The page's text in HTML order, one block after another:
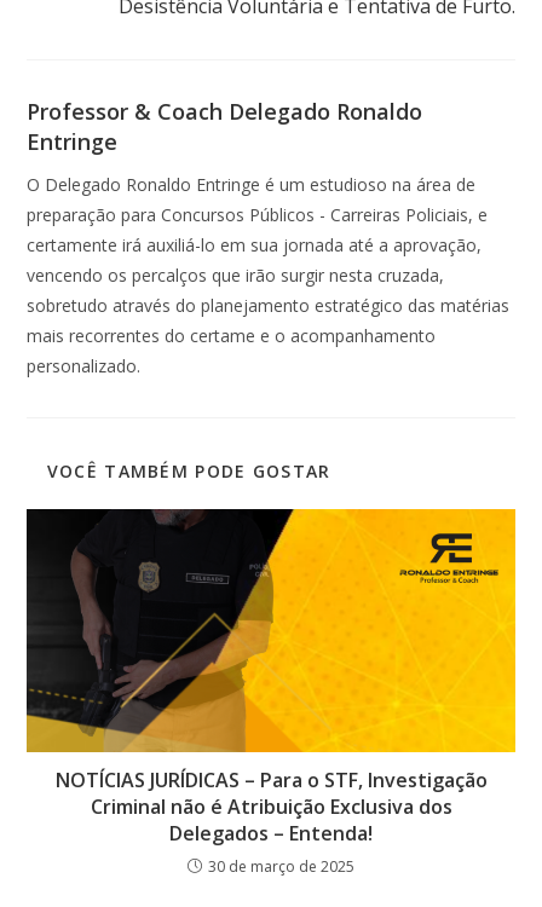
Desistência Voluntária e Tentativa de Furto.
Professor & Coach Delegado Ronaldo
Entringe
O Delegado Ronaldo Entringe é um estudioso na área de
preparação para Concursos Públicos - Carreiras Policiais, e
certamente irá auxiliá-lo em sua jornada até a aprovação,
vencendo os percalços que irão surgir nesta cruzada,
sobretudo através do planejamento estratégico das matérias
mais recorrentes do certame e o acompanhamento
personalizado.
VOCÊ TAMBÉM PODE GOSTAR
NOTÍCIAS JURÍDICAS – Para o STF, Investigação
Criminal não é Atribuição Exclusiva dos
Delegados – Entenda!
30 de março de 2025